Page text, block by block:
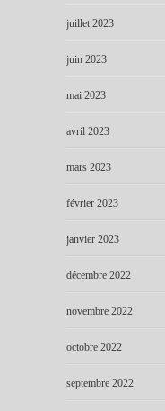
juillet 2023
juin 2023
mai 2023
avril 2023
mars 2023
février 2023
janvier 2023
décembre 2022
novembre 2022
octobre 2022
septembre 2022